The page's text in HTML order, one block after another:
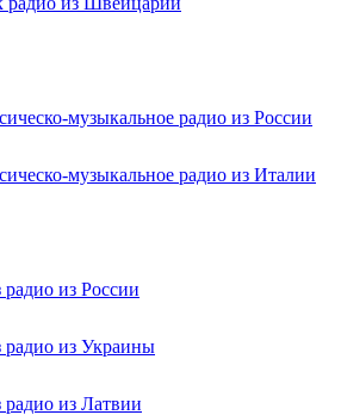
музыкальное радио из России
музыкальное радио из Италии
из России
радио из Украины
радио из Латвии